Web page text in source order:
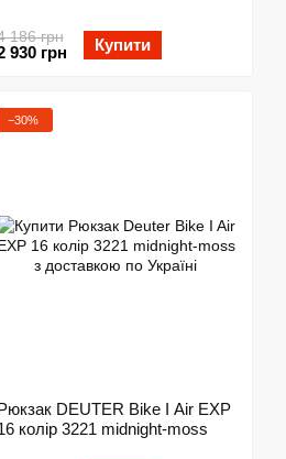
186 грн
930 грн Купити
−30%
DEUTER Bike I Air EXP
колір 3221 midnight-moss